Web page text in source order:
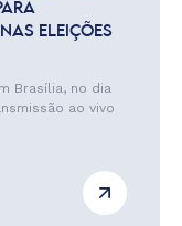
ELEIÇÕES
Brasília, no dia
ao vivo